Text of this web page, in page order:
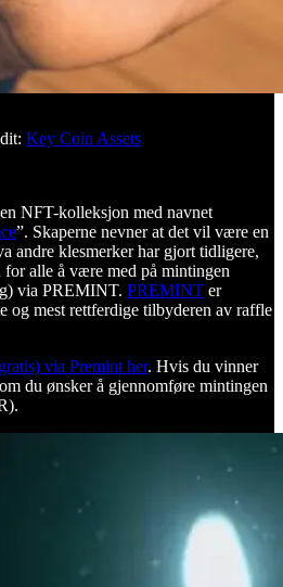
Key Coin Assets
NFT-kolleksjon med navnet
”. Skaperne nevner at det vil være en
andre klesmerker har gjort tidligere,
alle å være med på mintingen
via PREMINT. PREMINT er
og mest rettferdige tilbyderen av raffle
via Premint her. Hvis du vinner
du ønsker å gjennomføre mintingen